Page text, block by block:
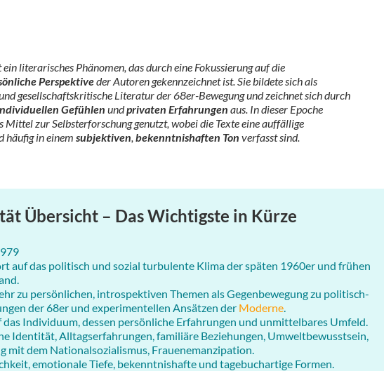
literarisches Phänomen, das durch eine Fokussierung auf die
Perspektiveder Autoren gekennzeichnet ist. Sie bildete sich als
gesellschaftskritische Literatur der 68er-Bewegung und zeichnet sich durch
Gefühlen undprivaten Erfahrungen aus. In dieser Epoche
Mittel zur Selbsterforschung genutzt, wobei die Texte eine auffällige
häufig in einem subjektiven, bekenntnishaften Ton verfasst sind.
Übersicht – Das Wichtigste in Kürze
auf das politisch und sozial turbulente Klima der späten 1960er und frühen
zu persönlichen, introspektiven Themen als Gegenbewegung zu politisch-
der 68er und experimentellen Ansätzen der Moderne.
Individuum, dessen persönliche Erfahrungen und unmittelbares Umfeld.
Identität, Alltagserfahrungen, familiäre Beziehungen, Umweltbewusstsein,
mit dem Nationalsozialismus, Frauenemanzipation.
emotionale Tiefe, bekenntnishafte und tagebuchartige Formen.